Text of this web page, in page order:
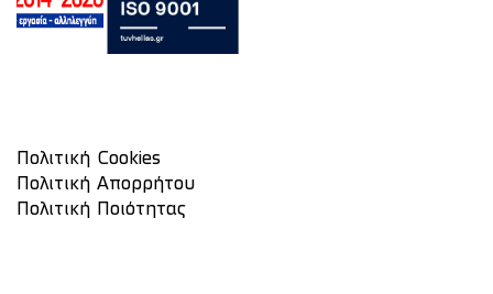
Πολιτική Cookies
Πολιτική Απορρήτου
Πολιτική Ποιότητας